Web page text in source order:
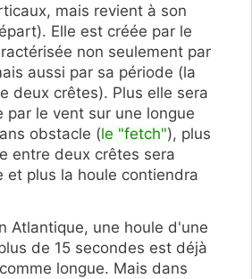
mais revient à son
Elle est créée par le
non seulement par
aussi par sa période (la
deux crêtes). Plus elle sera
par le vent sur une longue
obstacle (le "fetch"), plus
entre deux crêtes sera
et plus la houle contiendra
Atlantique, une houle d'une
de 15 secondes est déjà
longue. Mais dans